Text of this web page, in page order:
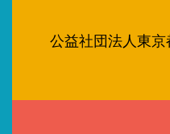
公益社団法人東